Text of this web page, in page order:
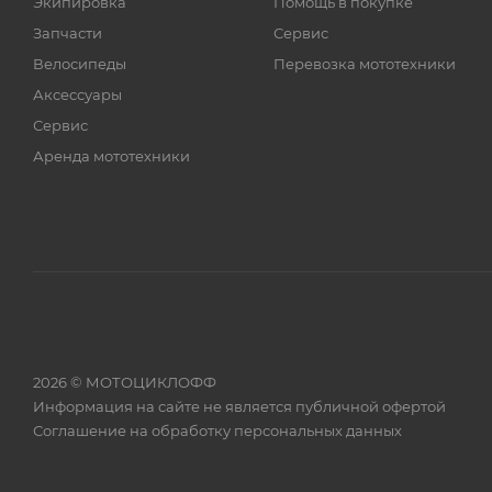
Запчасти
Велосипеды
Аксессуары
Сервис
Аренда мототехники
Сервис
Перевозка мототехники
2026 © МОТОЦИКЛОФФ
Информация на сайте не является публичной офертой
Соглашение на обработку персональных данных